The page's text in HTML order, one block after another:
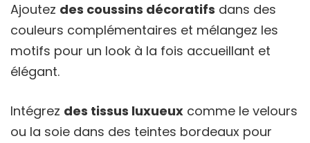
Ajoutez des coussins décoratifs dans des
couleurs complémentaires et mélangez les
motifs pour un look à la fois accueillant et
élégant.
Intégrez des tissus luxueux comme le velours
ou la soie dans des teintes bordeaux pour